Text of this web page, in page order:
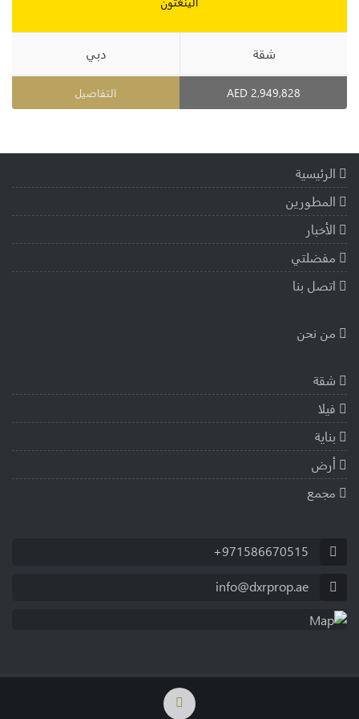
شقة دبي
2,949,828 AED التفاصيل
الرئيسية
المطورين
الأخبار
مفضلتي
اتصل بنا
من نحن
شقة
فيلا
بناية
أرض
مجمع
+971586670515
info@dxrprop.ae